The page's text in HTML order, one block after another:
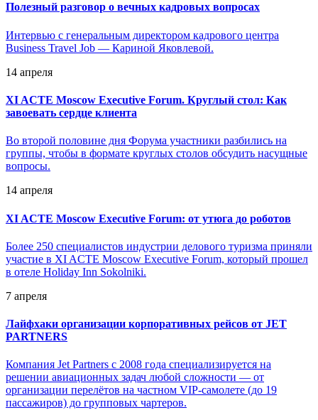
Полезный разговор о вечных кадровых вопросах
Интервью с генеральным директором кадрового центра
Business Travel Job — Кариной Яковлевой.
14 апреля
XI ACTE Moscow Executive Forum. Круглый стол: Как
завоевать сердце клиента
Во второй половине дня Форума участники разбились на
группы, чтобы в формате круглых столов обсудить насущные
вопросы.
14 апреля
XI ACTE Moscow Executive Forum: от утюга до роботов
Более 250 специалистов индустрии делового туризма приняли
участие в XI ACTE Moscow Executive Forum, который прошел
в отеле Holiday Inn Sokolniki.
7 апреля
Лайфхаки организации корпоративных рейсов от JET
PARTNERS
Компания Jet Partners с 2008 года специализируется на
решении авиационных задач любой сложности — от
организации перелётов на частном VIP-самолете (до 19
пассажиров) до групповых чартеров.